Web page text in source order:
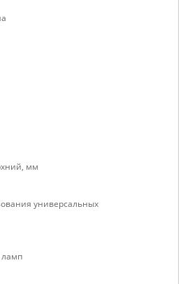
мм
универсальных